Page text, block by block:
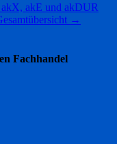
akX, akE und akDUR
→
Fachhandel